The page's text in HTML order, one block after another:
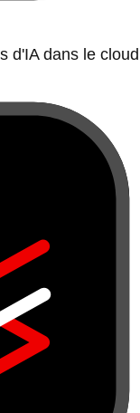
d'IA dans le cloud